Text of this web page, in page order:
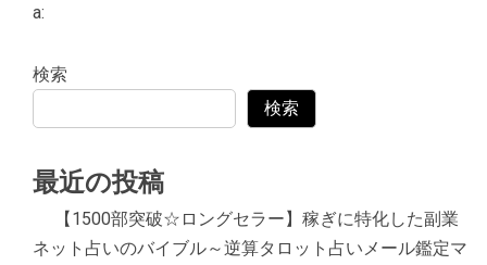
a:
検索
検索
最近の投稿
【1500部突破☆ロングセラー】稼ぎに特化した副業
ネット占いのバイブル～逆算タロット占いメール鑑定マ